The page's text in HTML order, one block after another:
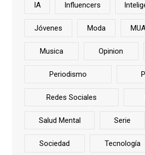
IA Influencers
Jóvenes Moda
Musica Opinion
Periodismo
Redes Sociales
Salud Mental Serie
Sociedad Tecnología